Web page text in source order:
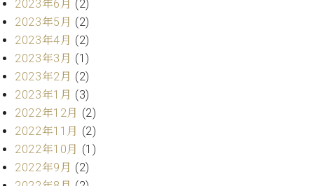
ア
フ
タ
サ
ー
ビ
ス
(調
律)
調
2023年6月 (2)
2023年5月 (2)
2023年4月 (2)
2023年3月 (1)
2023年2月 (2)
2023年1月 (3)
2022年12月 (2)
2022年11月 (2)
2022年10月 (1)
2022年9月 (2)